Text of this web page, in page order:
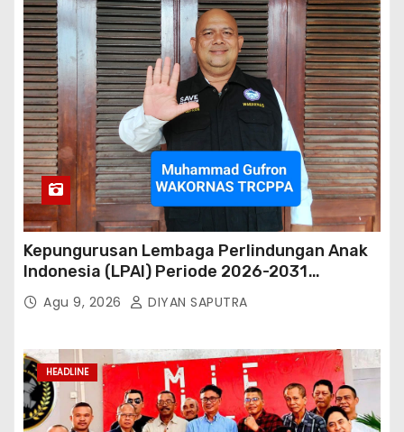
Kepungurusan Lembaga Perlindungan Anak
Indonesia (LPAI) Periode 2026-2031
Terbentuk, Wakil Kordinator Nasional Tim
Reaksi Cepat Perlindungan Perempuan Anak
Mengapresiasi Dan Beri Selamat
Agu 9, 2026 DIYAN SAPUTRA
HEADLINE